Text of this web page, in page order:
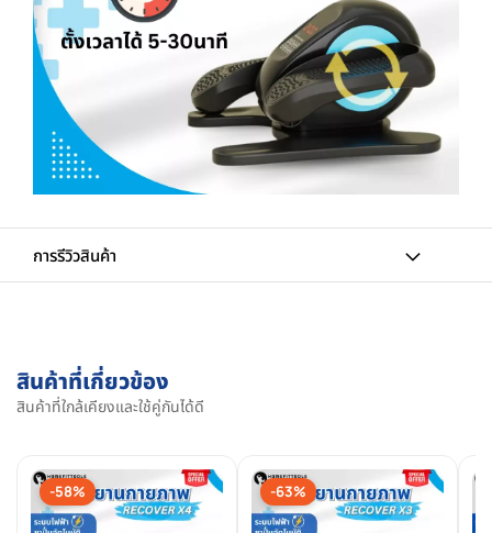
การรีวิวสินค้า
สินค้าที่เกี่ยวข้อง
สินค้าที่ใกล้เคียงและใช้คู่กันได้ดี
-58% -63%